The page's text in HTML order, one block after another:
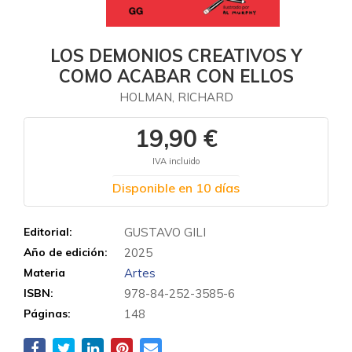
LOS DEMONIOS CREATIVOS Y
COMO ACABAR CON ELLOS
HOLMAN, RICHARD
19,90 €
IVA incluido
Disponible en 10 días
Editorial: GUSTAVO GILI
Año de edición: 2025
Materia Artes
ISBN: 978-84-252-3585-6
Páginas: 148